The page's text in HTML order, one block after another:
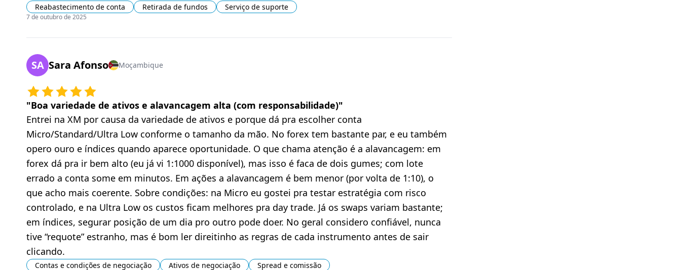
Reabastecimento de conta Retirada de fundos Serviço de suporte
7 de outubro de 2025
SA Sara Afonso Moçambique
" Boa variedade de ativos e alavancagem alta (com responsabilidade)"
Entrei na XM por causa da variedade de ativos e porque dá pra escolher conta
Micro/Standard/Ultra Low conforme o tamanho da mão. No forex tem bastante par, e eu também
opero ouro e índices quando aparece oportunidade. O que chama atenção é a alavancagem: em
forex dá pra ir bem alto (eu já vi 1:1000 disponível), mas isso é faca de dois gumes; com lote
errado a conta some em minutos. Em ações a alavancagem é bem menor (por volta de 1:10), o
que acho mais coerente. Sobre condições: na Micro eu gostei pra testar estratégia com risco
controlado, e na Ultra Low os custos ficam melhores pra day trade. Já os swaps variam bastante;
em índices, segurar posição de um dia pro outro pode doer. No geral considero confiável, nunca
tive “requote” estranho, mas é bom ler direitinho as regras de cada instrumento antes de sair
clicando.
Contas e condições de negociação Ativos de negociação Spread e comissão